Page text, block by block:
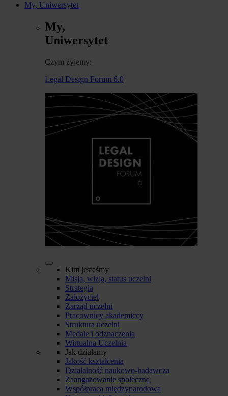
My, Uniwersytet
My,
Uniwersytet
Czym żyjemy:
Legal Design Forum 6.0
Kim jesteśmy
Misja, wizja, status uczelni
Strategia
Założyciel
Zarząd uczelni
Pracownicy akademiccy
Struktura uczelni
Medale i odznaczenia
Wirtualna Uczelnia
Jak działamy
Jakość kształcenia
Działalność naukowo-badawcza
Zaangażowanie społeczne
Współpraca międzynarodowa